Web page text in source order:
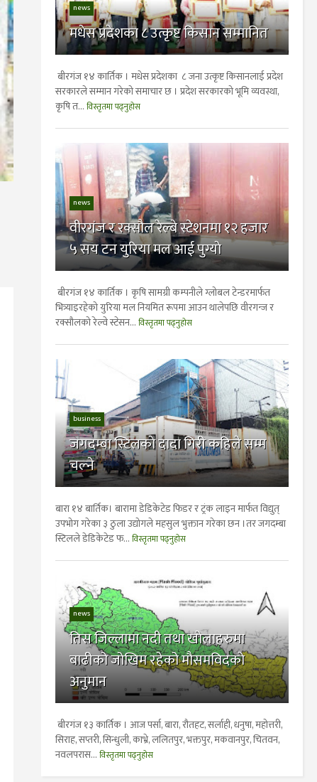
news
मधेस प्रदेशका ८ उत्कृष्ट किसान सम्मानित
बीरगंज १४ कार्तिक । मधेस प्रदेशका ८ जना उत्कृष्ट किसानलाई प्रदेश
सरकारले सम्मान गरेको समाचार छ । प्रदेश सरकारको भूमि व्यवस्था,
कृषि त... विस्तृतमा पढ्नुहोस
news
वीरगंज र रक्सौल रेल्बे स्टेशनमा १२ हजार
५ सय टन युरिया मल आई पुग्याे
बीरगंज १४ कार्तिक । कृषि सामग्री कम्पनीले ग्लोबल टेन्डरमार्फत
भित्र्याइरहेको युरिया मल नियमित रूपमा आउन थालेपछि वीरगन्ज र
रक्सौलको रेल्वे स्टेसन... विस्तृतमा पढ्नुहोस
business
जगदम्बा स्टिलकाे दादा गिरी कहिले सम्म
चल्ने
बारा १४ बार्तिक। बारामा डेडिकेटेड फिडर र ट्रंक लाइन मार्फत विद्युत्
उपभोग गरेका ३ ठुला उद्योगले महसुल भुक्तान गरेका छन ।तर जगदम्बा
स्टिलले डेडिकेटेड फ... विस्तृतमा पढ्नुहोस
news
तिस जिल्लामा नदी तथा खोलाहरुमा
बाढीको जोखिम रहेको माैसमविदकाे
अनुमान
बीरगंज १३ कार्तिक । आज पर्सा, बारा, रौतहट, सर्लाही, धनुषा, महोत्तरी,
सिराह, सप्तरी, सिन्धुली, काभ्रे, ललितपुर, भक्तपुर, मकवानपुर, चितवन,
नवलपरास... विस्तृतमा पढ्नुहोस